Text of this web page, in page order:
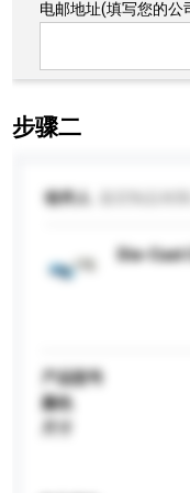
电邮地址(填写您的公
步骤二
收件人
Die-Cast
产品型号
颜色